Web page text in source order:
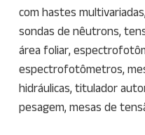
com hastes
sondas de nêutrons,
área foliar,
espectrofotômetros,
hidráulicas, titulador
pesagem, mesas de